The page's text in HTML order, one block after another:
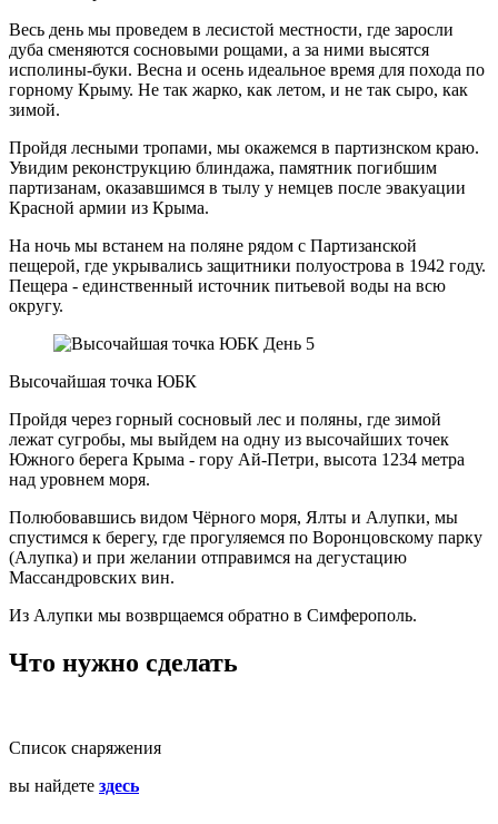
Весь день мы проведем в лесистой местности, где заросли
дуба сменяются сосновыми рощами, а за ними высятся
исполины-буки. Весна и осень идеальное время для похода по
горному Крыму. Не так жарко, как летом, и не так сыро, как
зимой.
Пройдя лесными тропами, мы окажемся в партизнском краю.
Увидим реконструкцию блиндажа, памятник погибшим
партизанам, оказавшимся в тылу у немцев после эвакуации
Красной армии из Крыма.
На ночь мы встанем на поляне рядом с Партизанской
пещерой, где укрывались защитники полуострова в 1942 году.
Пещера - единственный источник питьевой воды на всю
округу.
День 5
Высочайшая точка ЮБК
Пройдя через горный сосновый лес и поляны, где зимой
лежат сугробы, мы выйдем на одну из высочайших точек
Южного берега Крыма - гору Ай-Петри, высота 1234 метра
над уровнем моря.
Полюбовавшись видом Чёрного моря, Ялты и Алупки, мы
спустимся к берегу, где прогуляемся по Воронцовскому парку
(Алупка) и при желании отправимся на дегустацию
Массандровских вин.
Из Алупки мы возврщаемся обратно в Симферополь.
Что нужно сделать
Список снаряжения
вы найдете здесь